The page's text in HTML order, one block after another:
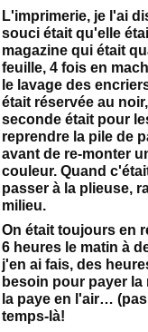
L'imprimerie, je l'ai
souci était qu'elle
magazine qui était
feuille, 4 fois en
le lavage des
était réservée au
seconde était pour
reprendre la pile de
avant de re-monter
couleur. Quand
passer à la plieuse,
milieu.
On était toujours en
6 heures le matin à
j'en ai fais, des
besoin pour payer
la paye en l'air…
temps-là!